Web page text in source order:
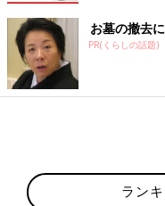
お墓の撤去
PR(くらしの話題)
ラン